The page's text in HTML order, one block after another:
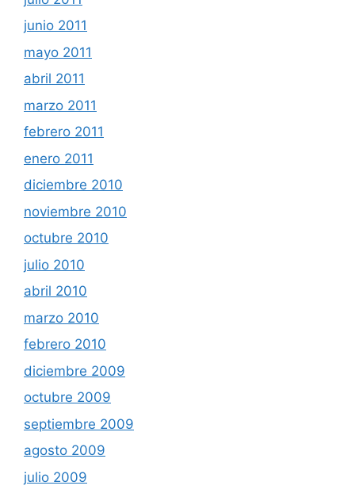
junio 2011
mayo 2011
abril 2011
marzo 2011
febrero 2011
enero 2011
diciembre 2010
noviembre 2010
octubre 2010
julio 2010
abril 2010
marzo 2010
febrero 2010
diciembre 2009
octubre 2009
septiembre 2009
agosto 2009
julio 2009